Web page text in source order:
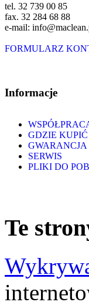
tel. 32 739 00 85
fax. 32 284 68 88
e-mail:
FORMULARZ
Informacje
GDZIE KUPIĆ
GWARANCJA
SERWIS
PLIKI DO
Te